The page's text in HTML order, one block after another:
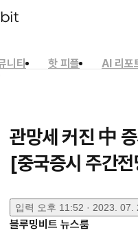
니티 핫 피플 AI 리포
관망세 커진 中
[중국증시 주간
입력 오후 11:52 · 2023. 07.
블루밍비트 뉴스룸